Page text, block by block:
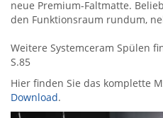
neue Premium-Faltmatte.
den Funktionsraum rundum,
Weitere Systemceram Spülen
S.85
Hier finden Sie das komplette
Download.